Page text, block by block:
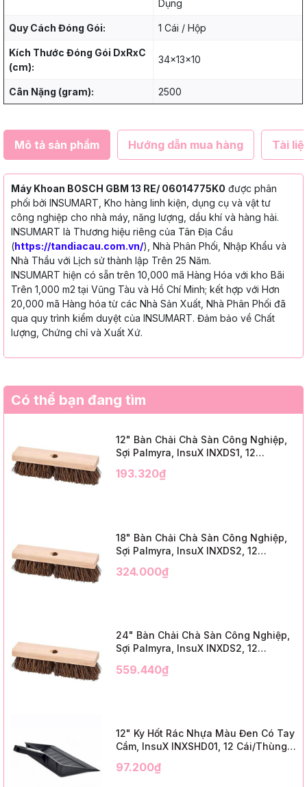
Dụng
Quy Cách Đóng Gói: 1 Cái / Hộp
Kích Thước Đóng Gói DxRxC
(cm):
34x13x10
Cân Nặng (gram): 2500
Mô tả sản phẩm Hướng dẫn mua hàng Tài
Máy Khoan BOSCH GBM 13 RE/ 06014775K0 được phân
phối bởi INSUMART, Kho hàng linh kiện, dụng cụ và vật tư
công nghiệp cho nhà máy, năng lượng, dầu khí và hàng hải.
INSUMART là Thương hiệu riêng của Tân Địa Cầu
(https://tandiacau.com.vn/), Nhà Phân Phối, Nhập Khẩu và
Nhà Thầu với Lịch sử thành lập Trên 25 Năm.
INSUMART hiện có sẵn trên 10,000 mã Hàng Hóa với kho Bãi
Trên 1,000 m2 tại Vũng Tàu và Hồ Chí Minh; kết hợp với Hơn
20,000 mã Hàng hóa từ các Nhà Sản Xuất, Nhà Phân Phối đã
qua quy trình kiểm duyệt của INSUMART. Đảm bảo về Chất
lượng, Chứng chỉ và Xuất Xứ.
Có thể bạn đang tìm
12" Bàn Chải Chà Sàn Công Nghiệp,
Sợi Palmyra, InsuX INXDS1, 12
Trim)
193.320₫
18" Bàn Chải Chà Sàn Công Nghiệp,
Sợi Palmyra, InsuX INXDS2, 12
Trim)
324.000₫
24" Bàn Chải Chà Sàn Công Nghiệp,
Sợi Palmyra, InsuX INXDS2, 12
3" Trim)
559.440₫
12" Ky Hốt Rác Nhựa Màu Đen Có Tay
Cầm, InsuX INXSHD01, 12 Cái/Thùng,
Black Plastic)
97.200₫